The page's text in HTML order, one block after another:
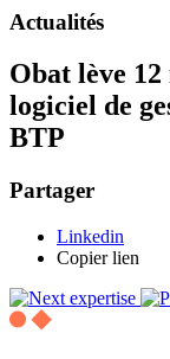
Actualités
Obat lève
logiciel de
BTP
Partager
Linkedin
Copier lien